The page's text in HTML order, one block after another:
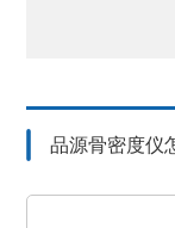
品源骨密度仪